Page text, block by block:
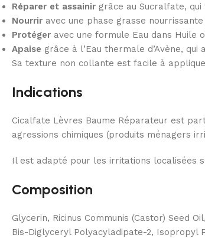
Réparer et assainir grâce au Sucralfate,
Nourrir avec une phase grasse
Protéger avec une formule Eau dans Huile
Apaise grâce à l’Eau thermale d’Avène,
Sa texture non collante est facile à
Indications
Cicalfate Lèvres Baume Réparateur est
agressions chimiques (produits ménagers
Il est adapté pour les irritations localisées
Composition
Glycerin, Ricinus Communis (Castor) Seed
Bis-Diglyceryl Polyacyladipate-2, Isopropyl